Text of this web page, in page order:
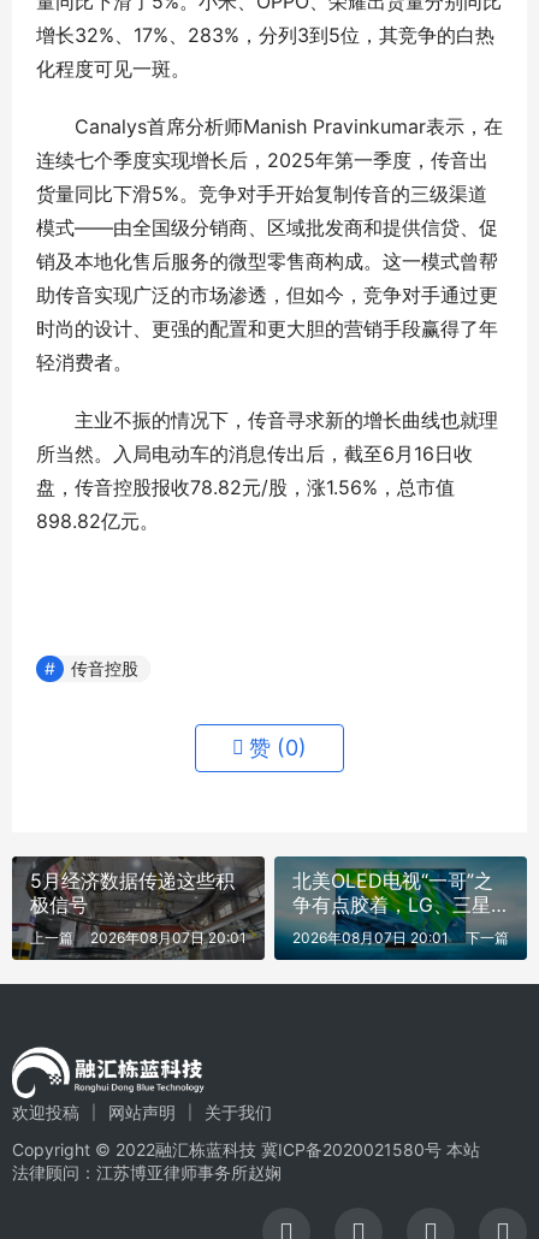
增长32%、17%、283%，分列3到5位，其竞争的白热
化程度可见一斑。
Canalys首席分析师Manish Pravinkumar表示，在
连续七个季度实现增长后，2025年第一季度，传音出
货量同比下滑5%。竞争对手开始复制传音的三级渠道
模式——由全国级分销商、区域批发商和提供信贷、促
销及本地化售后服务的微型零售商构成。这一模式曾帮
助传音实现广泛的市场渗透，但如今，竞争对手通过更
时尚的设计、更强的配置和更大胆的营销手段赢得了年
轻消费者。
主业不振的情况下，传音寻求新的增长曲线也就理
所当然。入局电动车的消息传出后，截至6月16日收
盘，传音控股报收78.82元/股，涨1.56%，总市值
898.82亿元。
传音控股
赞 (0)
5月经济数据传递这些积
极信号
上一篇 2026年08月07日 20:01
北美OLED电视“一哥”之
争有点胶着，LG、三星
到底谁是“第一”？
下一篇
2026年08月07日 20:01
欢迎投稿 网站声明
关于我们
Copyright © 2022融汇栋蓝科技 冀ICP备2020021580号 本站
法律顾问：江苏博亚律师事务所赵娴